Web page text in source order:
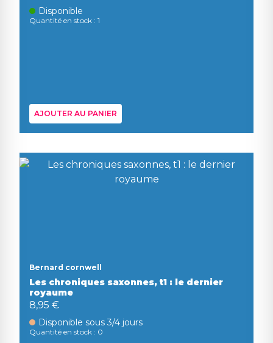
Disponible
Quantité en stock : 1
AJOUTER AU PANIER
Bernard cornwell
Les chroniques saxonnes, t1 : le dernier
royaume
8,95 €
Disponible sous 3/4 jours
Quantité en stock : 0